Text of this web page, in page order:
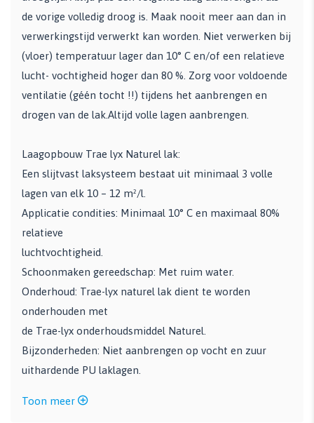
de vorige volledig droog is. Maak nooit meer aan dan in
verwerkingstijd verwerkt kan worden. Niet verwerken bij
(vloer) temperatuur lager dan 10° C en/of een relatieve
lucht- vochtigheid hoger dan 80 %. Zorg voor voldoende
ventilatie (géén tocht !!) tijdens het aanbrengen en
drogen van de lak.Altijd volle lagen aanbrengen.
Laagopbouw Trae lyx Naturel lak:
Een slijtvast laksysteem bestaat uit minimaal 3 volle
lagen van elk 10 – 12 m²/l.
Applicatie condities: Minimaal 10° C en maximaal 80%
relatieve
luchtvochtigheid.
Schoonmaken gereedschap: Met ruim water.
Onderhoud: Trae-lyx naturel lak dient te worden
onderhouden met
de Trae-lyx onderhoudsmiddel Naturel.
Bijzonderheden: Niet aanbrengen op vocht en zuur
uithardende PU laklagen.
Toon meer